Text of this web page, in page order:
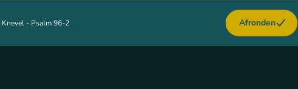
- Psalm 96-2 Afronden